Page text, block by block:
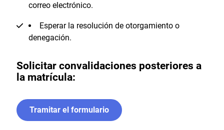
correo electrónico.
Esperar la resolución de otorgamiento o
denegación.
Solicitar convalidaciones posteriores a
la matrícula​:
Tramitar el formulario